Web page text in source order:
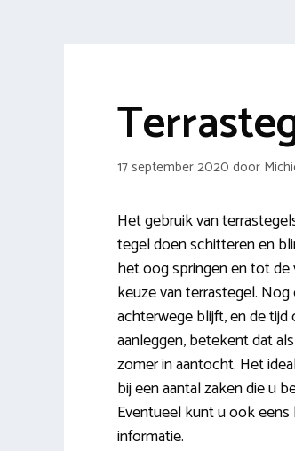
17 september 2020 door
Het gebruik van
tegel doen schitteren en
het oog springen en tot de
keuze van terrastegel.
achterwege blijft, en de
aanleggen, betekent dat
zomer in aantocht. Het
bij een aantal zaken die u
Eventueel kunt u ook eens
informatie.